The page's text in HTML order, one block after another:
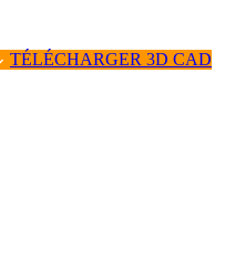
TÉLÉCHARGER 3D CAD